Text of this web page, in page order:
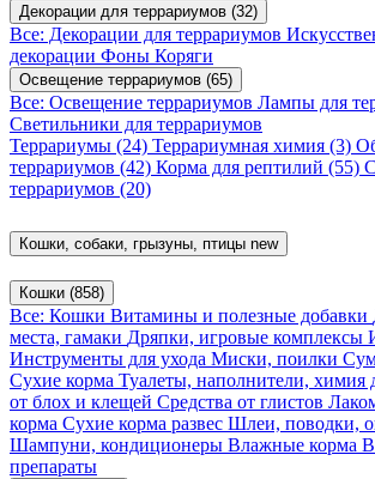
Декорации для террариумов (32)
Все: Декорации для террариумов
декорации Фоны Коряги
Освещение террариумов (65)
Все: Освещение террариумов Лампы для
Светильники для террариумов
Террариумы (24) Террариумная химия (3)
террариумов (42) Корма для рептилий (55)
террариумов (20)
Кошки, собаки, грызуны, птицы new
Кошки (858)
Все: Кошки Витамины и полезные добавки
места, гамаки Дряпки, игровые комплексы
Инструменты для ухода Миски, поилки
Сухие корма Туалеты, наполнители, химия
от блох и клещей Средства от глистов
корма Сухие корма развес Шлеи, поводки,
Шампуни, кондиционеры Влажные корма
препараты